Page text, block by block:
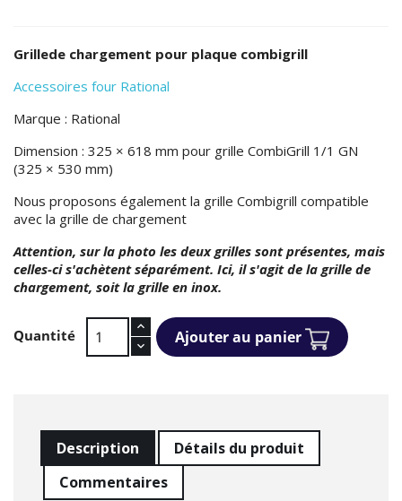
Grillede chargement pour plaque combigrill
Accessoires four Rational
Marque : Rational
Dimension : 325 × 618 mm pour grille CombiGrill 1/1 GN
(325 × 530 mm)
Nous proposons également la grille Combigrill compatible
avec la grille de chargement
Attention, sur la photo les deux grilles sont présentes, mais
celles-ci s'achètent séparément. Ici, il s'agit de la grille de
chargement, soit la grille en inox.
Quantité Ajouter au panier
Description
Détails du produit
Commentaires